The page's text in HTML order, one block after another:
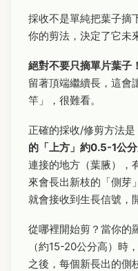
採收不是單純把葉子摘
你的剪法，決定了它未
絕對不要只摘單片葉子！
留著頂端繼續長，這會
竿」，很難看。
正確的採收/修剪方法是
的「上方」約0.5-1公分
連接的地方（葉腋），
來會長出新枝的「側芽
就會接收到生長信號，
從哪裡開始剪？當你的
（約15-20公分高）時
之後，每個新長出的